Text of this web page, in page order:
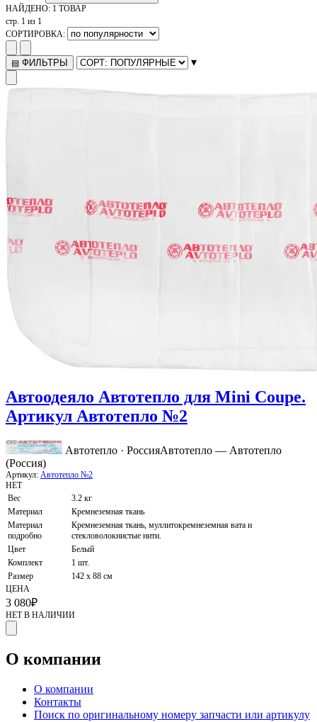
НАЙДЕНО: 1 ТОВАР
стр. 1 из 1
СОРТИРОВКА:
▤ ФИЛЬТРЫ ▾
Автоодеяло Автотепло для Mini Coupe.
Артикул Автотепло №2
Автотепло · РоссияАвтотепло — Автотепло
(Россия)
Артикул: Автотепло №2
НЕТ
Вес
3.2 кг
Материал
Кремнеземная ткань
Материал
подробно
Кремнеземная ткань, муллитокремнеземная вата и
стекловолокнистые нити.
Цвет
Белый
Комплект
1 шт.
Размер
142 х 88 см
ЦЕНА
3 080₽
НЕТ В НАЛИЧИИ
О компании
О компании
Контакты
Поиск по оригинальному номеру запчасти или артикулу